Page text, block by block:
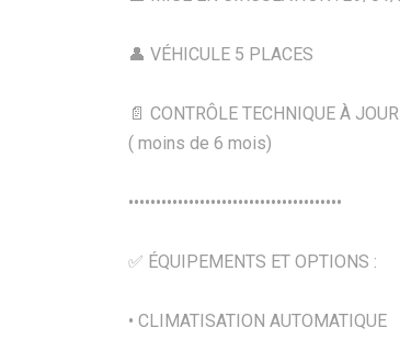
👤 VÉHICULE 5 PLACES
📄 CONTRÔLE TECHNIQUE À JOUR
( moins de 6 mois)
•••••••••••••••••••••••••••••••••••••••
✅ ÉQUIPEMENTS ET OPTIONS :
• CLIMATISATION AUTOMATIQUE